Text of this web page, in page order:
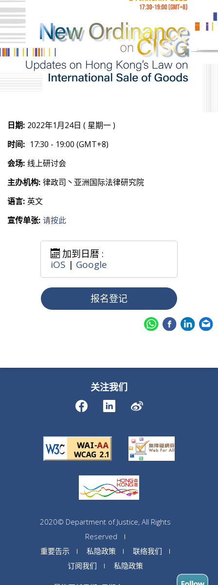
日期: 2022年1月24日 ( 星期一 )
时间: 17:30 - 19:00 (GMT+8)
会场: 线上研讨会
主办机构: 律政司丶亚洲国际法律研究院
语言: 英文
宣传单张: 请按此
加到日暦 :
iOS | Google
报名登记
关注我们
2020© Department of Justice, All Rights
Reserved
重要告示
私隐政策
联络我们
订阅我们
私隐政策